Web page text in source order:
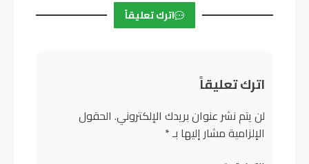
اترك تعليقاً
اترك تعليقاً
لن يتم نشر عنوان بريدك الإلكتروني. الحقول
الإلزامية مشار إليها بـ*